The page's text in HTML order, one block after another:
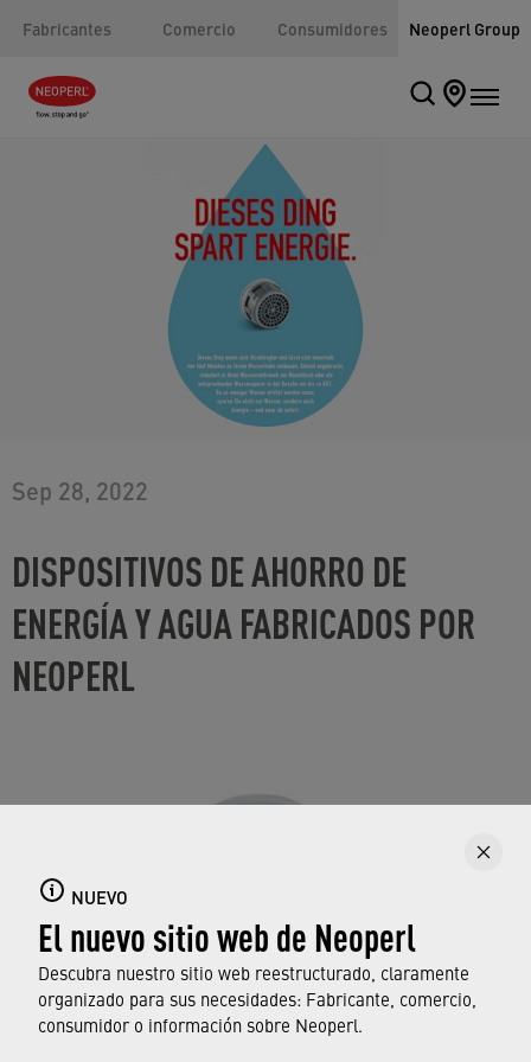
Fabricantes Comercio Consumidores Neoperl Group
NUEVO
El nuevo sitio web de Neoperl
Descubra nuestro sitio web reestructurado, claramente
organizado para sus necesidades: Fabricante, comercio,
consumidor o información sobre Neoperl.
Sep 28, 2022
DISPOSITIVOS DE AHORRO DE
ENERGÍA Y AGUA FABRICADOS POR
NEOPERL